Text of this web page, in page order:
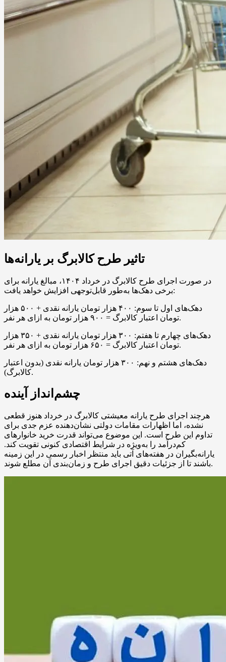
تاثیر طرح کالابرگ بر یارانه‌ها
در صورت اجرای طرح کالابرگ در خرداد ۱۴۰۴، مبالغ یارانه برای
برخی دهک‌ها به‌طور قابل‌توجهی افزایش خواهد یافت:
دهک‌های اول تا سوم: ۴۰۰ هزار تومان یارانه نقدی + ۵۰۰ هزار
تومان اعتبار کالابرگ = ۹۰۰ هزار تومان به ازای هر نفر.
دهک‌های چهارم تا هفتم: ۳۰۰ هزار تومان یارانه نقدی + ۳۵۰ هزار
تومان اعتبار کالابرگ = ۶۵۰ هزار تومان به ازای هر نفر.
دهک‌های هشتم و نهم: ۳۰۰ هزار تومان یارانه نقدی (بدون اعتبار
کالابرگ).
چشم‌انداز آینده
هرچند اجرای طرح یارانه معیشتی کالابرگ در خرداد هنوز قطعی
نشده، اما اظهارات مقامات دولتی نشان‌دهنده عزم جدی برای
تداوم این طرح است. این موضوع می‌تواند قدرت خرید خانوارهای
کم‌درآمد را به‌ویژه در شرایط اقتصادی کنونی تقویت کند.
یارانه‌بگیران در هفته‌های آتی باید منتظر اخبار رسمی در این زمینه
باشند تا از جزئیات دقیق اجرای طرح و زمان‌بندی آن مطلع شوند.